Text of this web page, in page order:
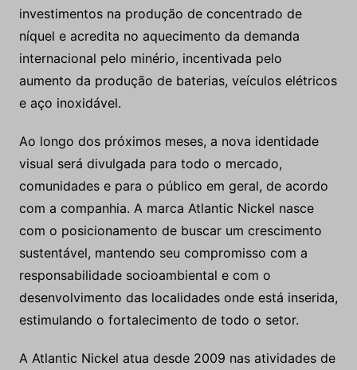
investimentos na produção de concentrado de
níquel e acredita no aquecimento da demanda
internacional pelo minério, incentivada pelo
aumento da produção de baterias, veículos elétricos
e aço inoxidável.
Ao longo dos próximos meses, a nova identidade
visual será divulgada para todo o mercado,
comunidades e para o público em geral, de acordo
com a companhia. A marca Atlantic Nickel nasce
com o posicionamento de buscar um crescimento
sustentável, mantendo seu compromisso com a
responsabilidade socioambiental e com o
desenvolvimento das localidades onde está inserida,
estimulando o fortalecimento de todo o setor.
A Atlantic Nickel atua desde 2009 nas atividades de